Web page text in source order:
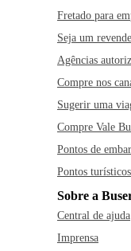
Fretado para
Seja um
Agências
Compre nos
Sugerir uma
Compre Vale
Pontos de
Pontos turísticos
Sobre a
Central de ajuda
Imprensa